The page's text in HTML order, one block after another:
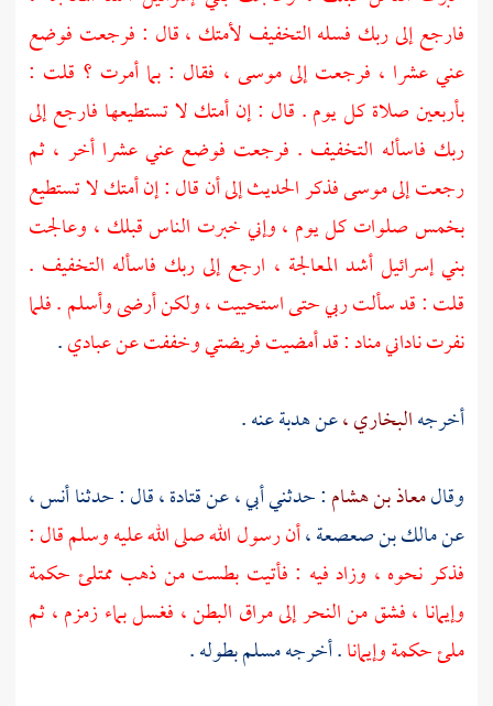
فارجع إلى ربك فسله التخفيف لأمتك ، قال : فرجعت فوضع
عني عشرا ، فرجعت إلىموسى ، فقال : بما أمرت ؟ قلت :
بأربعين صلاة كل يوم . قال : إن أمتك لا تستطيعها فارجع إلى
ربك فاسأله التخفيف . فرجعت فوضع عني عشرا أخر ، ثم
رجعت إلىموسىفذكر الحديث إلى أن قال : إن أمتك لا تستطيع
بخمس صلوات كل يوم ، وإني خبرت الناس قبلك ، وعالجت
بني إسرائيلأشد المعالجة ، ارجع إلى ربك فاسأله التخفيف .
قلت : قد سألت ربي حتى استحييت ، ولكن أرضى وأسلم . فلما
نفرت ناداني مناد : قد أمضيت فريضتي وخففت عن عبادي.
أخرجهالبخاري ،عنهدبةعنه .
وقالمعاذ بن هشام: حدثني أبي ، عنقتادة ،قال : حدثناأنس ،
عنمالك بن صعصعة ،أن رسول الله صلى الله عليه وسلم قال :
فذكر نحوه ، وزاد فيه : فأتيت بطست من ذهب ممتلئ حكمة
وإيمانا ، فشق من النحر إلى مراق البطن ، فغسل بماء زمزم ، ثم
ملئ حكمة وإيمانا. أخرجه مسلم بطوله .